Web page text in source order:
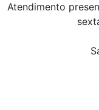
Atendimento